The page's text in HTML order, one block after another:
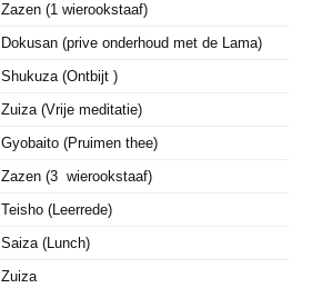
Zazen (1 wierookstaaf)
Dokusan (prive onderhoud met de Lama)
Shukuza (Ontbijt )
Zuiza (Vrije meditatie)
Gyobaito (Pruimen thee)
Zazen (3 wierookstaaf)
Teisho (Leerrede)
Saiza (Lunch)
Zuiza